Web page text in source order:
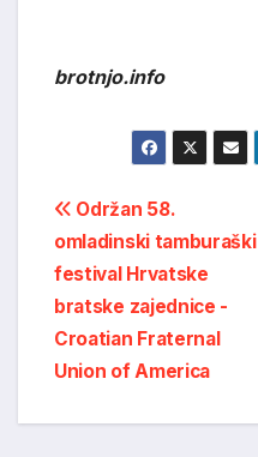
brotnjo.info
Post
navigation
Održan 58.
omladinski tamburaški
festival Hrvatske
bratske zajednice -
Croatian Fraternal
Union of America